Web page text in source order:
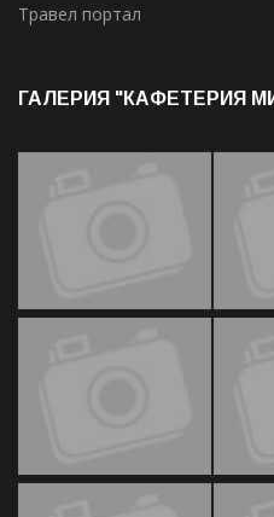
Травел портал
ГАЛЕРИЯ "КАФЕТЕРИЯ